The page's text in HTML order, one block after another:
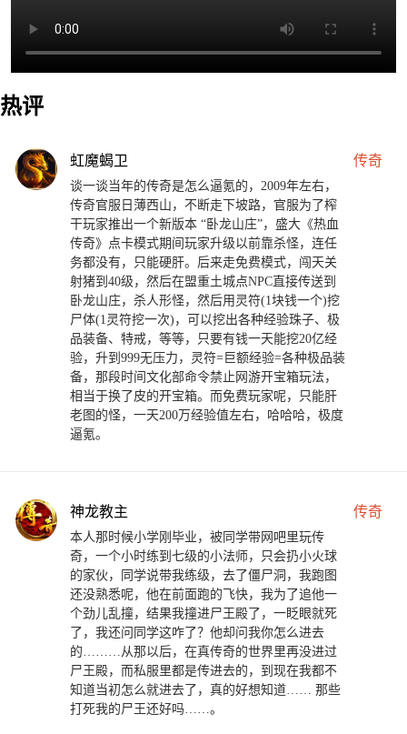
热评
虹魔蝎卫 传奇
谈一谈当年的传奇是怎么逼氪的，2009年左右，
传奇官服日薄西山，不断走下坡路，官服为了榨
干玩家推出一个新版本 “卧龙山庄”，盛大《热血
传奇》点卡模式期间玩家升级以前靠杀怪，连任
务都没有，只能硬肝。后来走免费模式，闯天关
射猪到40级，然后在盟重土城点NPC直接传送到
卧龙山庄，杀人形怪，然后用灵符(1块钱一个)挖
尸体(1灵符挖一次)，可以挖出各种经验珠子、极
品装备、特戒，等等，只要有钱一天能挖20亿经
验，升到999无压力，灵符=巨额经验=各种极品装
备，那段时间文化部命令禁止网游开宝箱玩法，
相当于换了皮的开宝箱。而免费玩家呢，只能肝
老图的怪，一天200万经验值左右，哈哈哈，极度
逼氪。
神龙教主 传奇
本人那时候小学刚毕业，被同学带网吧里玩传
奇，一个小时练到七级的小法师，只会扔小火球
的家伙，同学说带我练级，去了僵尸洞，我跑图
还没熟悉呢，他在前面跑的飞快，我为了追他一
个劲儿乱撞，结果我撞进尸王殿了，一眨眼就死
了，我还问同学这咋了？他却问我你怎么进去
的………从那以后，在真传奇的世界里再没进过
尸王殿，而私服里都是传进去的，到现在我都不
知道当初怎么就进去了，真的好想知道…… 那些
打死我的尸王还好吗……。